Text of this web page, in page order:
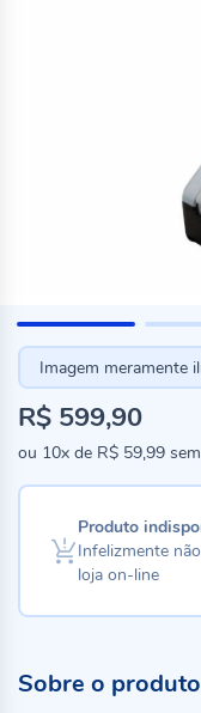
Imagem meramente
R$ 599,90
ou 10x de R$ 59,99
Produto
Infelizmente
loja on-line
Sobre o produto